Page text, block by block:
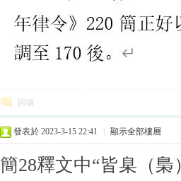
回復
發表於 2023-3-15 22:41 顯示全部樓層
簡28釋文中“皆臬（